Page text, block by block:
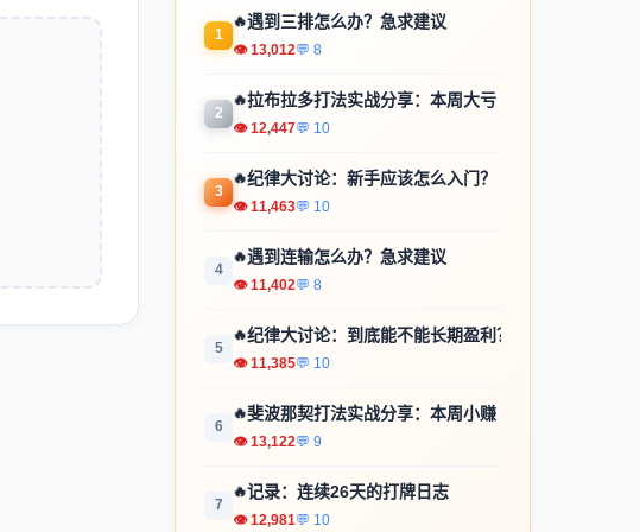
1
🔥遇到三排怎么办？急求建议
👁 13,012💬 8
2
🔥拉布拉多打法实战分享：本周大亏
👁 12,447💬 10
3
🔥纪律大讨论：新手应该怎么入门？
👁 11,463💬 10
4
🔥遇到连输怎么办？急求建议
👁 11,402💬 8
5
🔥纪律大讨论：到底能不能长期盈利？
👁 11,385💬 10
6
🔥斐波那契打法实战分享：本周小赚
👁 13,122💬 9
7
🔥记录：连续26天的打牌日志
👁 12,981💬 10